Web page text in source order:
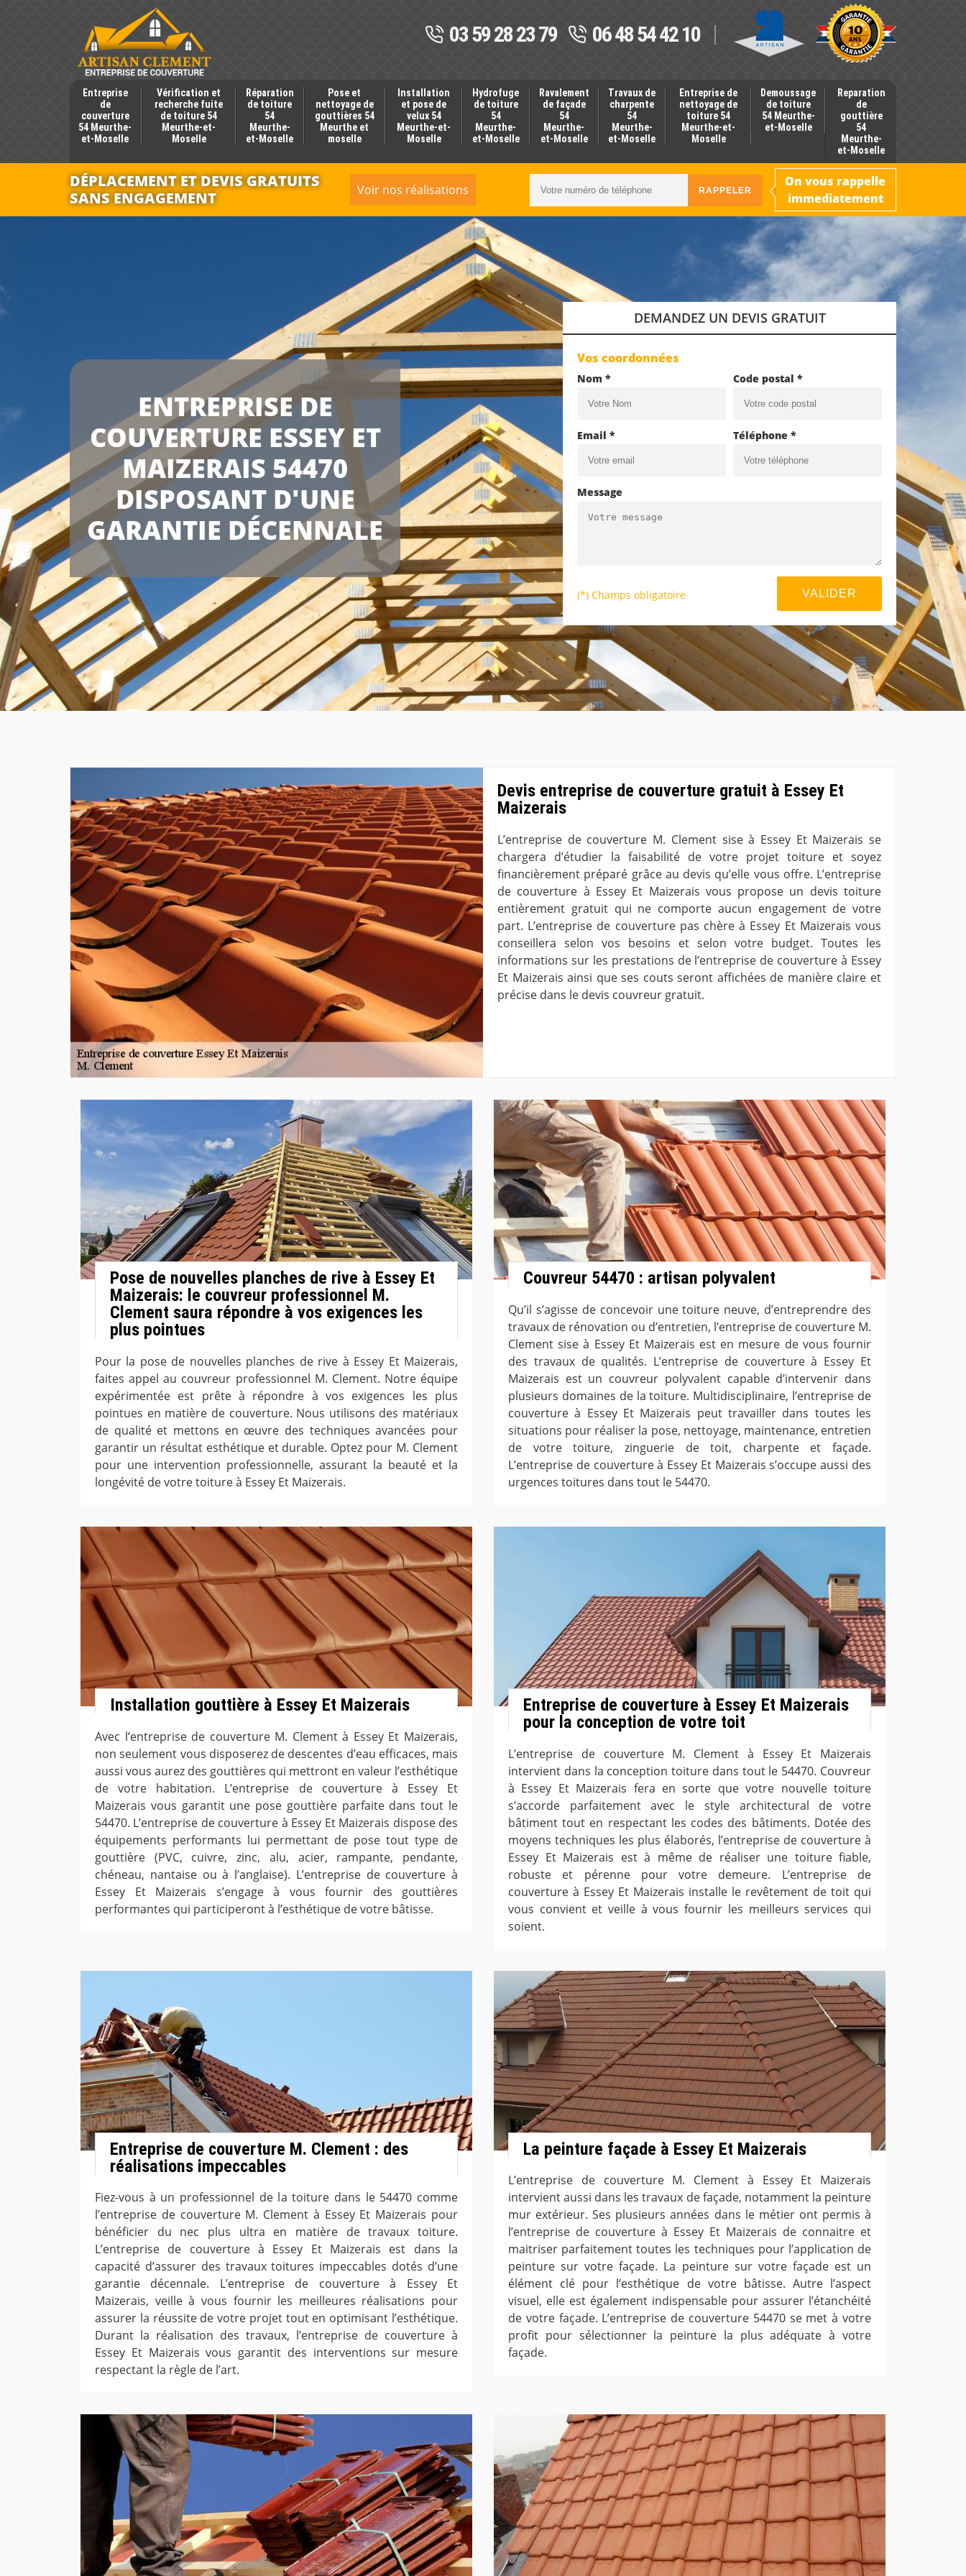
03 59 28 23 79 06 48 54 42 10
Entreprise
de
couverture
54 Meurthe-
et-Moselle
Vérification et
recherche fuite
de toiture 54
Meurthe-et-
Moselle
Réparation
de toiture
54
Meurthe-
et-Moselle
Pose et
nettoyage de
gouttières 54
Meurthe et
moselle
Installation
et pose de
velux 54
Meurthe-et-
Moselle
Hydrofuge
de toiture
54
Meurthe-
et-Moselle
Ravalement
de façade
54
Meurthe-
et-Moselle
Travaux de
charpente
54
Meurthe-
et-Moselle
Entreprise de
nettoyage de
toiture 54
Meurthe-et-
Moselle
Demoussage
de toiture
54 Meurthe-
et-Moselle
Reparation
de
gouttière
54
Meurthe-
et-Moselle
DÉPLACEMENT ET DEVIS GRATUITS
SANS ENGAGEMENT
Voir nos réalisations
On vous rappelle
immediatement
ENTREPRISE DE
COUVERTURE ESSEY ET
MAIZERAIS 54470
DISPOSANT D'UNE
GARANTIE DÉCENNALE
DEMANDEZ UN DEVIS GRATUIT
Vos coordonnées
Nom * Code postal *
Email * Téléphone *
Message
(*) Champs obligatoire
Devis entreprise de couverture gratuit à Essey Et
Maizerais
L’entreprise de couverture M. Clement sise à Essey Et Maizerais se
chargera d’étudier la faisabilité de votre projet toiture et soyez
financièrement préparé grâce au devis qu’elle vous offre. L’entreprise
de couverture à Essey Et Maizerais vous propose un devis toiture
entièrement gratuit qui ne comporte aucun engagement de votre
part. L’entreprise de couverture pas chère à Essey Et Maizerais vous
conseillera selon vos besoins et selon votre budget. Toutes les
informations sur les prestations de l’entreprise de couverture à Essey
Et Maizerais ainsi que ses couts seront affichées de manière claire et
précise dans le devis couvreur gratuit.
Pose de nouvelles planches de rive à Essey Et
Maizerais: le couvreur professionnel M.
Clement saura répondre à vos exigences les
plus pointues
Pour la pose de nouvelles planches de rive à Essey Et Maizerais,
faites appel au couvreur professionnel M. Clement. Notre équipe
expérimentée est prête à répondre à vos exigences les plus
pointues en matière de couverture. Nous utilisons des matériaux
de qualité et mettons en œuvre des techniques avancées pour
garantir un résultat esthétique et durable. Optez pour M. Clement
pour une intervention professionnelle, assurant la beauté et la
longévité de votre toiture à Essey Et Maizerais.
Couvreur 54470 : artisan polyvalent
Qu’il s’agisse de concevoir une toiture neuve, d’entreprendre des
travaux de rénovation ou d’entretien, l’entreprise de couverture M.
Clement sise à Essey Et Maizerais est en mesure de vous fournir
des travaux de qualités. L’entreprise de couverture à Essey Et
Maizerais est un couvreur polyvalent capable d’intervenir dans
plusieurs domaines de la toiture. Multidisciplinaire, l’entreprise de
couverture à Essey Et Maizerais peut travailler dans toutes les
situations pour réaliser la pose, nettoyage, maintenance, entretien
de votre toiture, zinguerie de toit, charpente et façade.
L’entreprise de couverture à Essey Et Maizerais s’occupe aussi des
urgences toitures dans tout le 54470.
Installation gouttière à Essey Et Maizerais
Avec l’entreprise de couverture M. Clement à Essey Et Maizerais,
non seulement vous disposerez de descentes d’eau efficaces, mais
aussi vous aurez des gouttières qui mettront en valeur l’esthétique
de votre habitation. L’entreprise de couverture à Essey Et
Maizerais vous garantit une pose gouttière parfaite dans tout le
54470. L’entreprise de couverture à Essey Et Maizerais dispose des
équipements performants lui permettant de pose tout type de
gouttière (PVC, cuivre, zinc, alu, acier, rampante, pendante,
chéneau, nantaise ou à l’anglaise). L’entreprise de couverture à
Essey Et Maizerais s’engage à vous fournir des gouttières
performantes qui participeront à l’esthétique de votre bâtisse.
Entreprise de couverture à Essey Et Maizerais
pour la conception de votre toit
L’entreprise de couverture M. Clement à Essey Et Maizerais
intervient dans la conception toiture dans tout le 54470. Couvreur
à Essey Et Maizerais fera en sorte que votre nouvelle toiture
s’accorde parfaitement avec le style architectural de votre
bâtiment tout en respectant les codes des bâtiments. Dotée des
moyens techniques les plus élaborés, l’entreprise de couverture à
Essey Et Maizerais est à même de réaliser une toiture fiable,
robuste et pérenne pour votre demeure. L’entreprise de
couverture à Essey Et Maizerais installe le revêtement de toit qui
vous convient et veille à vous fournir les meilleurs services qui
soient.
Entreprise de couverture M. Clement : des
réalisations impeccables
Fiez-vous à un professionnel de la toiture dans le 54470 comme
l’entreprise de couverture M. Clement à Essey Et Maizerais pour
bénéficier du nec plus ultra en matière de travaux toiture.
L’entreprise de couverture à Essey Et Maizerais est dans la
capacité d’assurer des travaux toitures impeccables dotés d’une
garantie décennale. L’entreprise de couverture à Essey Et
Maizerais, veille à vous fournir les meilleures réalisations pour
assurer la réussite de votre projet tout en optimisant l’esthétique.
Durant la réalisation des travaux, l’entreprise de couverture à
Essey Et Maizerais vous garantit des interventions sur mesure
respectant la règle de l’art.
La peinture façade à Essey Et Maizerais
L’entreprise de couverture M. Clement à Essey Et Maizerais
intervient aussi dans les travaux de façade, notamment la peinture
mur extérieur. Ses plusieurs années dans le métier ont permis à
l’entreprise de couverture à Essey Et Maizerais de connaitre et
maitriser parfaitement toutes les techniques pour l’application de
peinture sur votre façade. La peinture sur votre façade est un
élément clé pour l’esthétique de votre bâtisse. Autre l’aspect
visuel, elle est également indispensable pour assurer l’étanchéité
de votre façade. L’entreprise de couverture 54470 se met à votre
profit pour sélectionner la peinture la plus adéquate à votre
façade.